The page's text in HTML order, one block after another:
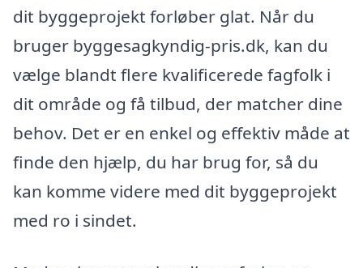
dit byggeprojekt forløber glat. Når du
bruger byggesagkyndig-pris.dk, kan du
vælge blandt flere kvalificerede fagfolk i
dit område og få tilbud, der matcher dine
behov. Det er en enkel og effektiv måde at
finde den hjælp, du har brug for, så du
kan komme videre med dit byggeprojekt
med ro i sindet.